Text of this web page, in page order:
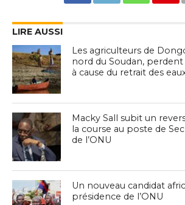
LIRE AUSSI
Les agriculteurs de
nord du Soudan,
à cause du retrait des
Macky Sall subit un
la course au poste de
de l’ONU
Un nouveau candidat
présidence de l’ONU